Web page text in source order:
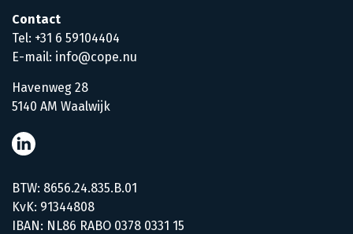
Contact
Tel: +31 6 59104404
E-mail: info@cope.nu
Havenweg 28
5140 AM Waalwijk
BTW: 8656.24.835.B.01
KvK: 91344808
IBAN: NL86 RABO 0378 0331 15